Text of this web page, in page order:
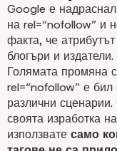
Google е
на rel=“nofollow” и
факта, че
блогъри и издатели.
Голямата промяна
rel=“nofollow” е бил
различни
своята изработка
използвате само